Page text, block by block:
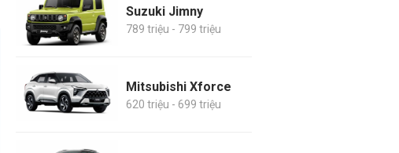
Suzuki Jimny
789 triệu - 799 triệu
Mitsubishi Xforce
620 triệu - 699 triệu